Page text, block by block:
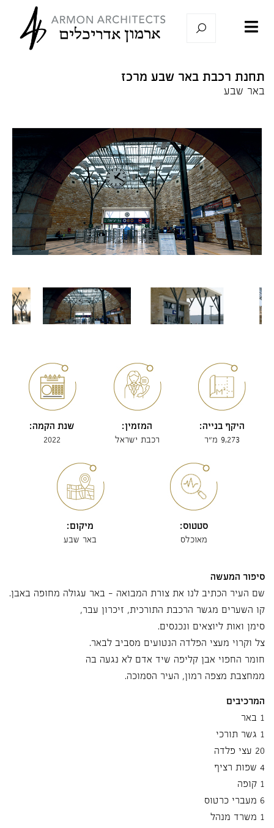
היקף בנייה:
9,273 מ"ר
המזמין:
רכבת ישראל
שנת הקמה:
2022
סטטוס:
מאוכלס
מיקום:
באר שבע
סיפור המעשה
שם העיר הכתיב לנו את צורת המבואה - באר עגולה מחופה באבן.
קו השערים מגשר הרכבת התורכית, זיכרון עבר,
סימן ואות ליוצאים ונכנסים.
צל וקרוי מעצי הפלדה הנטועים מסביב לבאר.
חומר החפוי אבן קליפה שיד אדם לא נגעה בה
ממחצבת מצפה רמון, העיר הסמוכה.
המרכיבים
1 באר
1 גשר תורכי
20 עצי פלדה
4 שפות רציף
1 קופה
6 מעברי כרטוס
1 משרד מנהל
תחנת רכבת באר שבע מרכז
באר שבע